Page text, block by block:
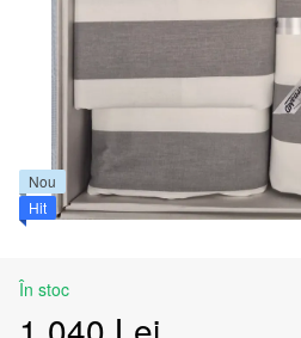
Nou
Hit
În stoc